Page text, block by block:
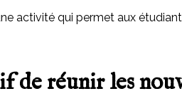
activité qui permet aux
de réunir les